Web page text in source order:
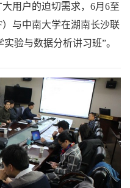
用户的迫切需求，6月6至
与中南大学在湖南长沙联
验与数据分析讲习班”。